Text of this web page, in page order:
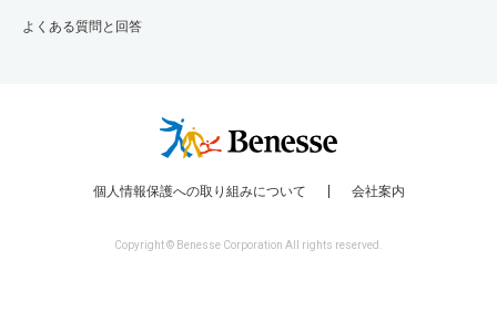
よくある質問と回答
個人情報保護への取り組みについて 会社案内
Copyright © Benesse Corporation All rights reserved.